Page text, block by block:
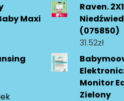
Maxi
Raven.
(075850)
31.52zł
Monitor
Zielony